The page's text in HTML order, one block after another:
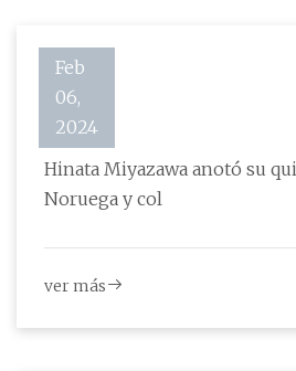
Feb
06,
2024
Rojo
Hinata Miyazawa anotó su
Noruega y col
ver más